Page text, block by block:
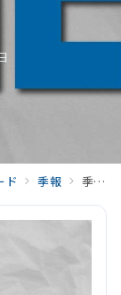
ド 季報 季報エネルギー総合工学Vol.44 No.3(2021)202110_Vol44_No3.pdf